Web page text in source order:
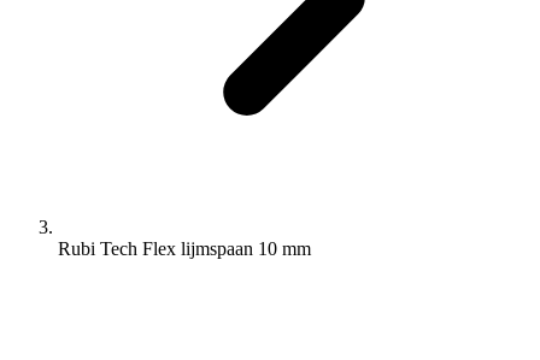
Rubi Tech Flex lijmspaan 10 mm